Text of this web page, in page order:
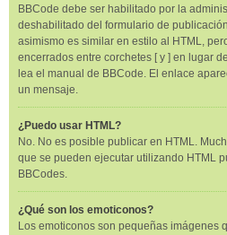
BBCode debe ser habilitado por la
deshabilitado del formulario de
asimismo es similar en estilo al HTML,
encerrados entre corchetes [ y ] en lugar
lea el manual de BBCode. El enlace
un mensaje.
¿Puedo usar HTML?
No. No es posible publicar en HTML.
que se pueden ejecutar utilizando HTML
BBCodes.
¿Qué son los emoticonos?
Los emoticonos son pequeñas imágenes